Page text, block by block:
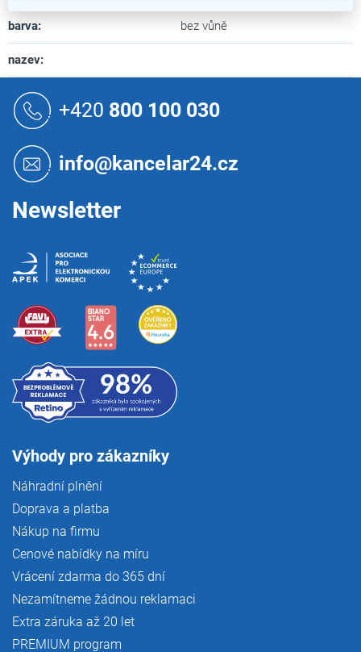
barva: bez vůně
nazev:
+420 800 100 030
info@kancelar24.cz
Newsletter
Výhody pro zákazníky
Náhradní plnění
Doprava a platba
Nákup na firmu
Cenové nabídky na míru
Vrácení zdarma do 365 dní
Nezamítneme žádnou reklamaci
Extra záruka až 20 let
PREMIUM program